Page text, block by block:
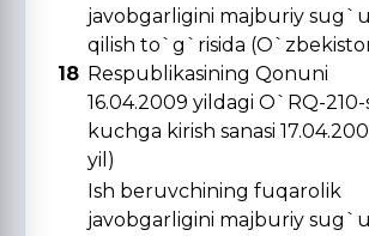
18
javobgarligini majburiy
qilish to`g`risida
Respublikasining Qonuni
16.04.2009 yildagi O`RQ-210-
kuchga kirish sanasi
yil)
Ish beruvchining fuqarolik
javobgarligini majburiy